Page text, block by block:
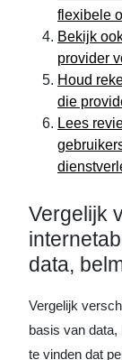
flexibele
Bekijk
provider
Houd
die
Lees
Vergelijk
data,
Vergelijk
basis van data,
te vinden dat